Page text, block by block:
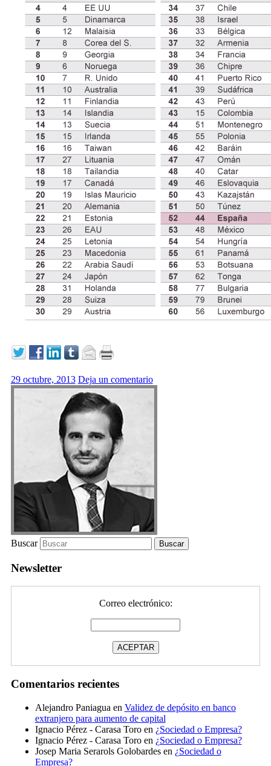
29 octubre, 2013 Deja un comentario
Buscar
Newsletter
Correo electrónico:
Comentarios recientes
Alejandro Paniagua en Validez de depósito en banco
extranjero para aumento de capital
Ignacio Pérez - Carasa Toroen ¿Sociedad o Empresa?
Ignacio Pérez - Carasa Toroen ¿Sociedad o Empresa?
Josep Maria Serarols Golobardesen ¿Sociedad o
Empresa?